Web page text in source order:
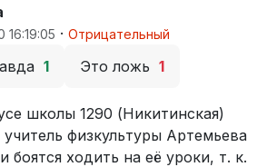
16:19:05 · Отрицательный
1 Это ложь 1
школы 1290 (Никитинская)
учитель физкультуры Артемьева
боятся ходить на её уроки, т. к.